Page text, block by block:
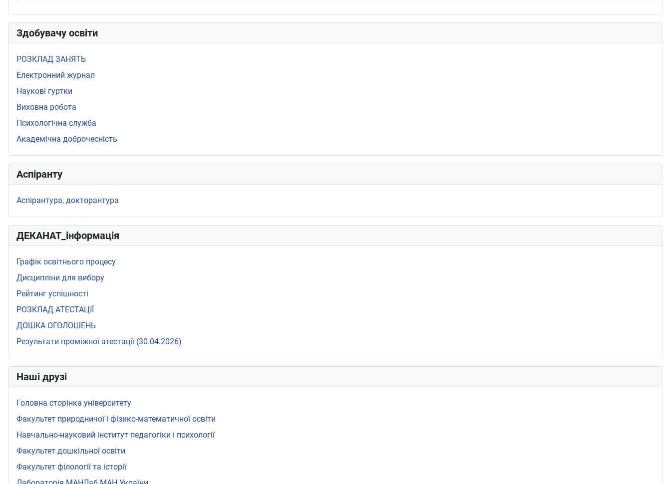
Здобувачу освіти
РОЗКЛАД ЗАНЯТЬ
Електронний журнал
Наукові гуртки
Виховна робота
Психологічна служба
Академічна доброчесність
Аспіранту
Аспірантура, докторантура
ДЕКАНАТ_інформація
Графік освітнього процесу
Дисципліни для вибору
Рейтинг успішності
РОЗКЛАД АТЕСТАЦІЇ
ДОШКА ОГОЛОШЕНЬ
Результати проміжної атестації (30.04.2026)
Наші друзі
Головна сторінка університету
Факультет природничої і фізико-математичної освіти
Навчально-науковий інститут педагогіки і психології
Факультет дошкільної освіти
Факультет філології та історії